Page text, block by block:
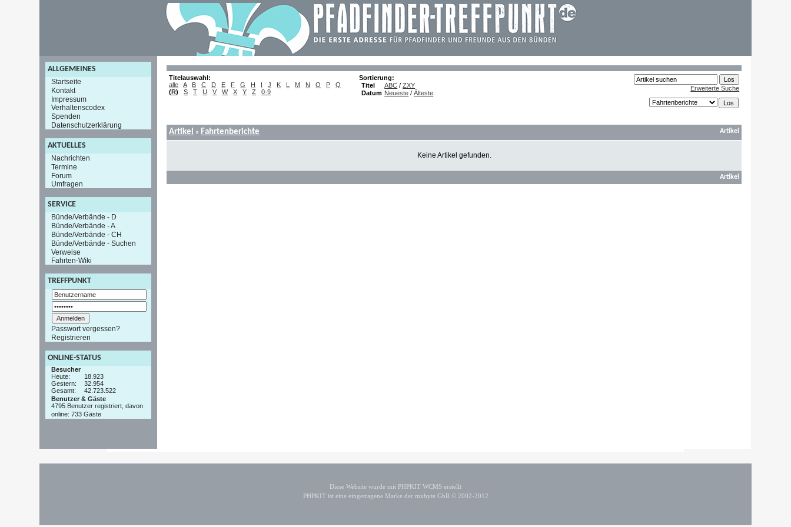
ALLGEMEINES
Startseite
Kontakt
Impressum
Verhaltenscodex
Spenden
Datenschutzerklärung
AKTUELLES
Nachrichten
Termine
Forum
Umfragen
SERVICE
Bünde/Verbände - D
Bünde/Verbände - A
Bünde/Verbände - CH
Bünde/Verbände - Suchen
Verweise
Fahrten-Wiki
TREFFPUNKT
Passwort vergessen?
Registrieren
ONLINE-STATUS
Besucher
Heute:
18.923
Gestern:
32.954
Gesamt:
42.723.522
Benutzer & Gäste
4795 Benutzer registriert, davon
online: 733 Gäste
Titelauswahl:
alle
A B C D E F G H I J K L M N O P
Q
(R) S T U V W X Y Z 0-9
Sortierung:
Titel
ABC /ZXY
Datum Neueste /Älteste
Erweiterte Suche
Artikel » Fahrtenberichte Artikel
Keine Artikel gefunden.
Artikel
Diese Website wurde mit PHPKIT WCMS erstellt
PHPKIT ist eine eingetragene Marke der mxbyte GbR © 2002-2012